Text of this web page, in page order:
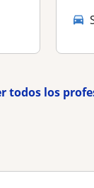
todos los